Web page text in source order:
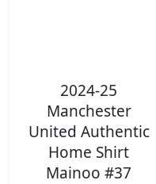
2024-25
Manchester
United Authentic
Home Shirt
Mainoo #37